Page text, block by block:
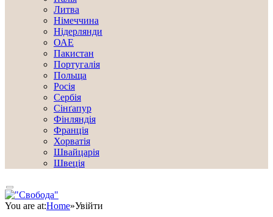
Литва
Німеччина
Нідерлянди
ОАЕ
Пакистан
Португалія
Польща
Росія
Сербія
Сінґапур
Фінляндія
Франція
Хорватія
Швайцарія
Швеція
You are at:Home»Увійти